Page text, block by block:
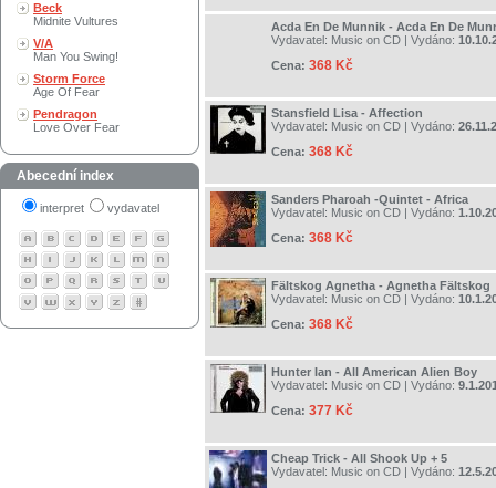
Beck
Midnite Vultures
V/A
Man You Swing!
Storm Force
Age Of Fear
Pendragon
Love Over Fear
Abecední index
interpret vydavatel
Acda En De Munnik - Acda En De
Vydavatel: Music on CD | Vydáno:
Cena: 368 Kč
Stansfield Lisa - Affection
Vydavatel: Music on CD | Vydáno:
Cena: 368 Kč
Sanders Pharoah -Quintet - Africa
Vydavatel: Music on CD | Vydáno:
Cena: 368 Kč
Fältskog Agnetha - Agnetha Fältskog
Vydavatel: Music on CD | Vydáno:
Cena: 368 Kč
Hunter Ian - All American Alien Boy
Vydavatel: Music on CD | Vydáno:
Cena: 377 Kč
Cheap Trick - All Shook Up + 5
Vydavatel: Music on CD | Vydáno: